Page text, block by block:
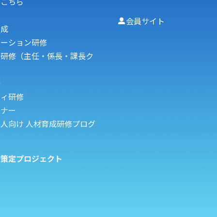
ション研修
修（主任・係長・課長ク
研修
ー
向け 人材育成研修プログ
定プロジェクト
会員サイト